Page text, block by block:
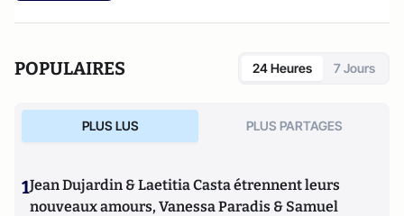
POPULAIRES 24 Heures 7 Jours
PLUS LUS PLUS PARTAGES
1Jean Dujardin & Laetitia Casta étrennent leurs
nouveaux amours, Vanessa Paradis & Samuel